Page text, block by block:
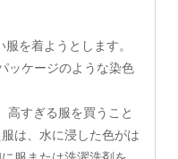
を着ようとします。
ッケージのような染色
高すぎる服を買うこと
は、水に浸した色がは